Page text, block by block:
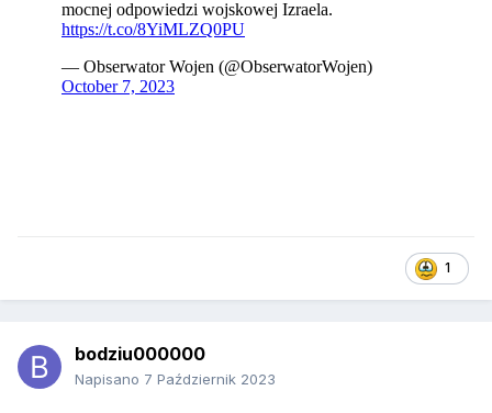
1
bodziu000000
Napisano 7 Październik 2023